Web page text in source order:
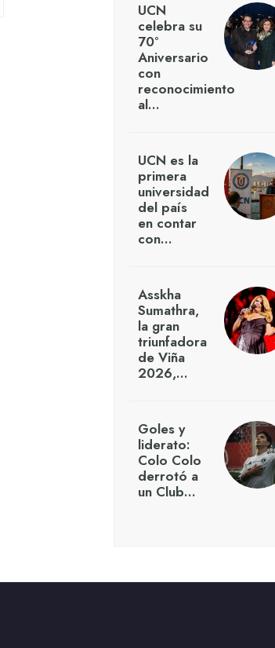
UCN
celebra su
70°
Aniversario
con
reconocimiento
al…
UCN es la
primera
universidad
del país
en contar
con…
Asskha
Sumathra,
la gran
triunfadora
de Viña
2026,…
Goles y
liderato:
Colo Colo
derrotó a
un Club…